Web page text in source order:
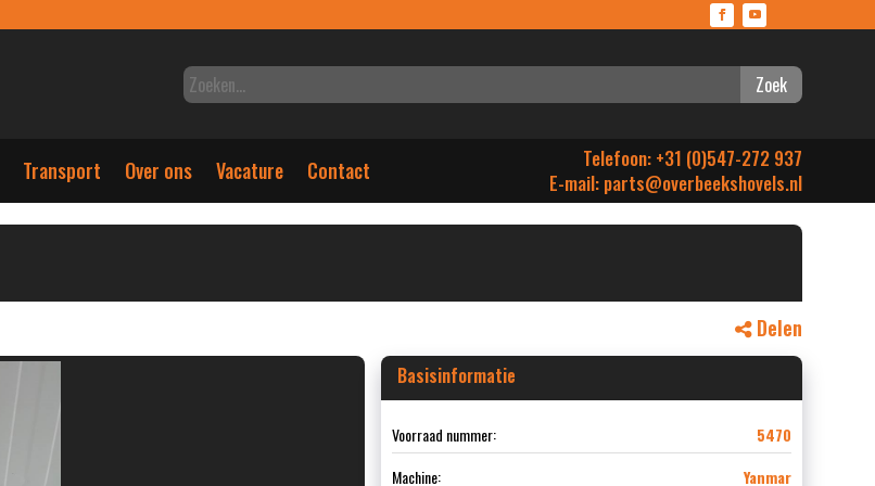
Zoek
Transport Over ons Vacature Contact
Telefoon: +31 (0)547-272 937
E-mail: parts@overbeekshovels.nl
Delen
Basisinformatie
Voorraad nummer:
5470
Machine:
Yanmar